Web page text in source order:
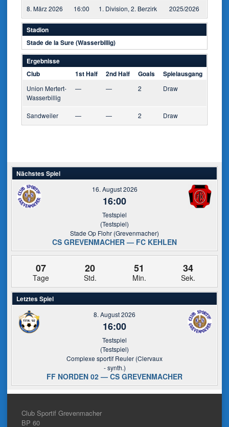
8. März 2026 16:00 1. Division, 2. Berzirk 2025/2026
Stadion
Stade de la Sure (Wasserbillig)
Ergebnisse
Club
1st Half 2nd Half Goals Spielausgang
Union Mertert-
Wasserbillig
— — 2 Draw
Sandweiler — — 2 Draw
Nächstes Spiel
16. August 2026
16:00
Testspiel
(Testspiel)
Stade Op Flohr (Grevenmacher)
CS GREVENMACHER — FC KEHLEN
07
Tage
20
Std.
51
Min.
34
Sek.
Letztes Spiel
8. August 2026
16:00
Testspiel
(Testspiel)
Complexe sportif Reuler (Clervaux
- synth.)
FF NORDEN 02 — CS GREVENMACHER
Club Sportif Grevenmacher
BP 60